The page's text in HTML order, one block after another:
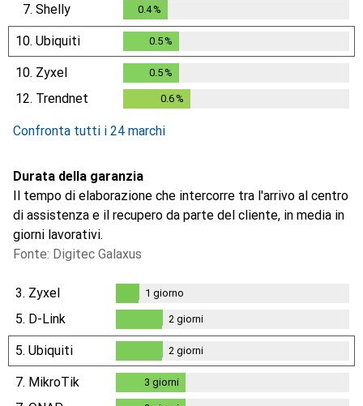
7. Shelly 0.4%
10. Ubiquiti 0.5 %
10. Zyxel 0.5 %
12. Trendnet 0.6 %
Confronta tutti i 24 marchi
Durata della garanzia
Il tempo di elaborazione che intercorre tra l'arrivo al centro
di assistenza e il recupero da parte del cliente, in media in
giorni lavorativi.
Fonte: Digitec Galaxus
3. Zyxel
giorno
1 giorno
5. D-Link
2giorni
2 giorni
5. Ubiquiti
2giorni
2 giorni
7. MikroTik 3 giorni